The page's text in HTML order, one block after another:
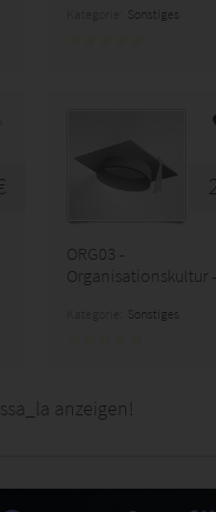
Sonstiges
ORG03 -
Organisationskultur
Sonstiges
anzeigen!